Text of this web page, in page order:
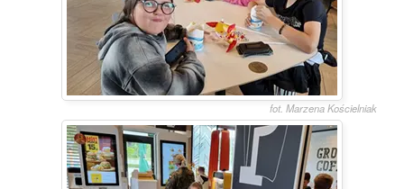
fot. Marzena Kościelniak